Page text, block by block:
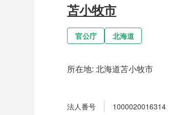
苫小牧市
官公庁 北海道
所在地:北海道苫小牧市
法人番号 1000020016314